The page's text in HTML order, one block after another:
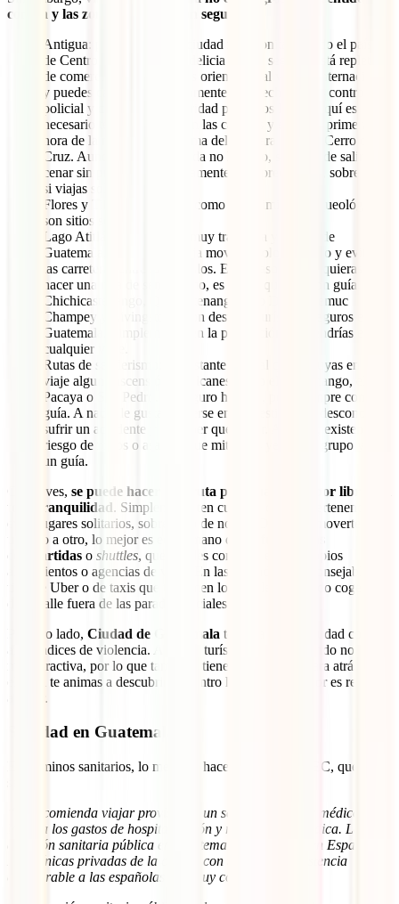
común y las zonas turísticas son seguras
Antigua: posiblemente la ciudad más bonita de todo el país (y
de Centroamérica) es una delicia y muy segura. Está repleta
de comercios y restaurantes orientados al viajero internacional
y puedes caminar tranquilamente. De hecho, verás control
policial y cámaras de seguridad por todos lados. Aquí es
necesario tener cuidado con las carteras y evitar la primera
hora de la mañana y la última del día para subir al Cerro de la
Cruz. Aunque se recomienda no hacerlo, sí se puede salir a
cenar sin problemas. Obviamente, con precaución, sobre todo
si viajas sola.
Flores y Tikal: tanto la isla como el yacimiento arqueológico
son sitios seguros.
Lago Atitlán: es una zona muy tranquila y segura de
Guatemala, pero se aconseja moverse solo en barco y evitar
las carreteras entre los pueblos. En el caso de que quieras
hacer una ruta de senderismo, es mejor que sea con guía.
Chichicastenango, Quetzaltenango, Río Dulce, Semuc
Champey y Livingstone: son destinos turísticos seguros en
Guatemala. Simplemente ten la precaución que tendrías en
cualquier viaje.
Rutas de senderismo: es bastante normal que incluyas en tu
viaje alguna ascensión a volcanes como el Acatenango, el
Pacaya o San Pedro. Es seguro hacerlo, pero siempre con un
guía. A nadie le gusta perderse en un destino que desconoce o
sufrir un accidente y no saber qué hacer. Además, existen
riesgo de robos o asaltos, que mitigarás yendo en grupo y con
un guía.
Como ves, se puede hacer una ruta por Guatemala por libre con
total tranquilidad. Simplemente ten cuidado con tus pertenencias y
evita lugares solitarios, sobre todo de noche. De cara a moverte de
un lado a otro, lo mejor es echar mano de las
compartidas o shuttles, que puedes contratar en los propios
alojamientos o agencias de viaje. En las ciudades, es aconsejable
tirar de Uber o de taxis que te llamen los hoteles, evitando coger uno
de la calle fuera de las paradas oficiales.
Por otro lado, Ciudad de Guatemala todavía es una ciudad con
altos índices de violencia. Aun así, turísticamente hablando no es
muy atractiva, por lo que tampoco tienes que echarte para atrás por
ello. Si te animas a descubrir su centro histórico, lo mejor es recurrir
a Uber.
Sanidad en Guatemala
En términos sanitarios, lo mejor es hacerle caso al MAEC, que
“Se recomienda viajar provisto de un seguro de viaje y médico, que
incluya los gastos de hospitalización y repatriación médica. La
atención sanitaria pública en Guatemala es peor que en España.
Las clínicas privadas de la capital con un nivel de asistencia
equiparable a las españolas son muy costosas.”